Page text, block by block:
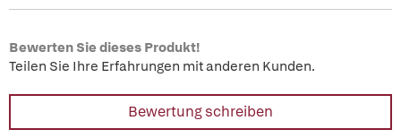
Bewerten Sie dieses Produkt!
Teilen Sie Ihre Erfahrungen mit anderen Kunden.
Bewertung schreiben